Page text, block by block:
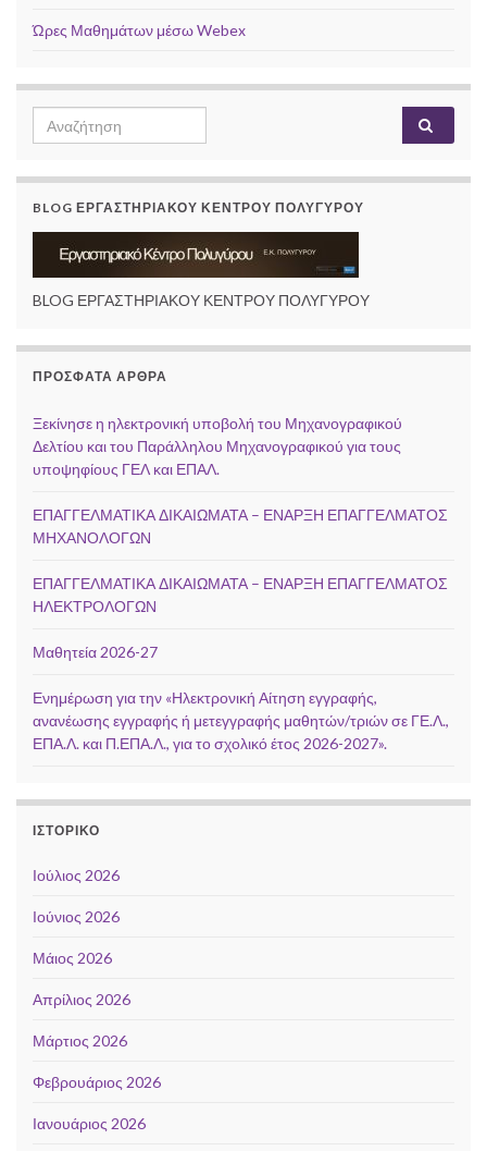
Ώρες Μαθημάτων μέσω Webex
Search
for:
BLOG ΕΡΓΑΣΤΗΡΙΑΚΟΥ ΚΕΝΤΡΟΥ ΠΟΛΥΓΥΡΟΥ
BLOG ΕΡΓΑΣΤΗΡΙΑΚΟΥ ΚΕΝΤΡΟΥ ΠΟΛΥΓΥΡΟΥ
ΠΡΌΣΦΑΤΑ ΆΡΘΡΑ
Ξεκίνησε η ηλεκτρονική υποβολή του Μηχανογραφικού
Δελτίου και του Παράλληλου Μηχανογραφικού για τους
υποψηφίους ΓΕΛ και ΕΠΑΛ.
ΕΠΑΓΓΕΛΜΑΤΙΚΑ ΔΙΚΑΙΩΜΑΤΑ – ΕΝΑΡΞΗ ΕΠΑΓΓΕΛΜΑΤΟΣ
ΜΗΧΑΝΟΛΟΓΩΝ
ΕΠΑΓΓΕΛΜΑΤΙΚΑ ΔΙΚΑΙΩΜΑΤΑ – ΕΝΑΡΞΗ ΕΠΑΓΓΕΛΜΑΤΟΣ
ΗΛΕΚΤΡΟΛΟΓΩΝ
Μαθητεία 2026-27
Ενημέρωση για την «Ηλεκτρονική Αίτηση εγγραφής,
ανανέωσης εγγραφής ή μετεγγραφής μαθητών/τριών σε ΓΕ.Λ.,
ΕΠΑ.Λ. και Π.ΕΠΑ.Λ., για το σχολικό έτος 2026-2027».
ΙΣΤΟΡΙΚΌ
Ιούλιος 2026
Ιούνιος 2026
Μάιος 2026
Απρίλιος 2026
Μάρτιος 2026
Φεβρουάριος 2026
Ιανουάριος 2026